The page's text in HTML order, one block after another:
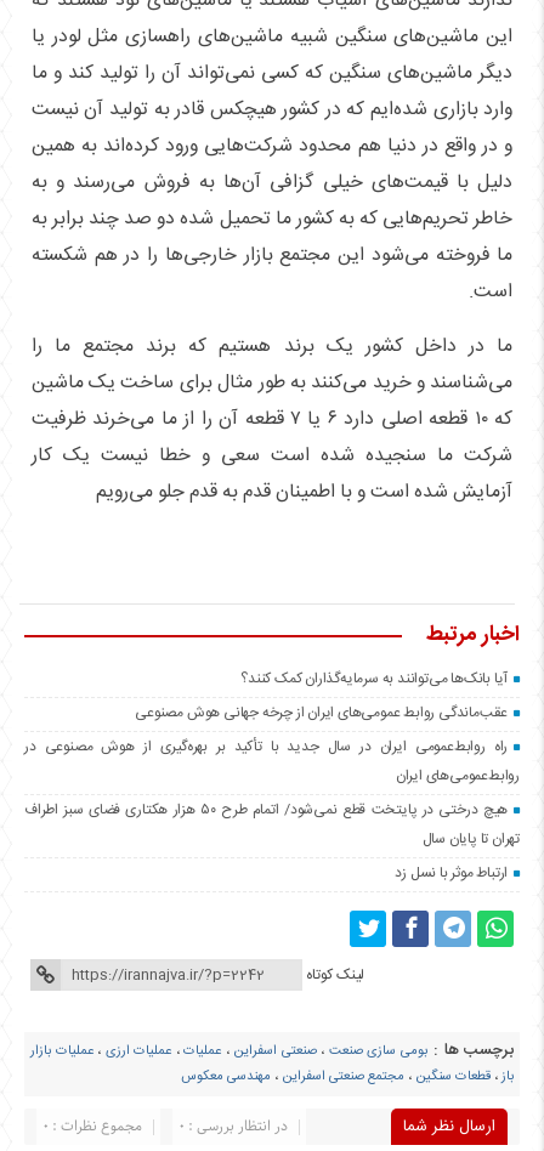
این ماشین‌های سنگین شبیه ماشین‌های راهسازی مثل لودر یا
دیگر ماشین‌های سنگین که کسی نمی‌تواند آن را تولید کند و ما
وارد بازاری شده‌ایم که در کشور هیچکس قادر به تولید آن نیست
و در واقع در دنیا هم محدود شرکت‌هایی ورود کرده‌اند به همین
دلیل با قیمت‌های خیلی گزافی آن‌ها به فروش می‌رسند و به
خاطر تحریم‌هایی که به کشور ما تحمیل شده دو صد چند برابر به
ما فروخته می‌شود این مجتمع بازار خارجی‌ها را در هم شکسته
است.
ما در داخل کشور یک برند هستیم که برند مجتمع ما را
می‌شناسند و خرید می‌کنند به طور مثال برای ساخت یک ماشین
که ۱۰ قطعه اصلی دارد ۶ یا ۷ قطعه آن را از ما می‌خرند ظرفیت
شرکت ما سنجیده شده است سعی و خطا نیست یک کار
آزمایش شده است و با اطمینان قدم به قدم جلو می‌رویم
اخبار مرتبط
آیا بانک‌ها می‌توانند به سرمایه‌گذاران کمک کنند؟
عقب‌ماندگی روابط عمومی‌های ایران از چرخه جهانی هوش مصنوعی
راه روابط‌عمومی ایران در سال جدید با تأکید بر بهره‌گیری از هوش مصنوعی در
روابط‌عمومی‌های ایران
هیچ درختی در پایتخت قطع نمی‌شود/ اتمام طرح ۵۰ هزار هکتاری فضای سبز اطراف
تهران تا پایان سال
ارتباط موثر با نسل زد
لینک کوتاه
برچسب ها : بومی سازی صنعت ،صنعتی اسفراین ، عملیات، عملیات ارزی ،عملیات بازار
باز، قطعات سنگین ، مجتمع صنعتی اسفراین ، مهندسی معکوس
ارسال نظر شما مجموع نظرات : 0
در انتظار بررسی : 0